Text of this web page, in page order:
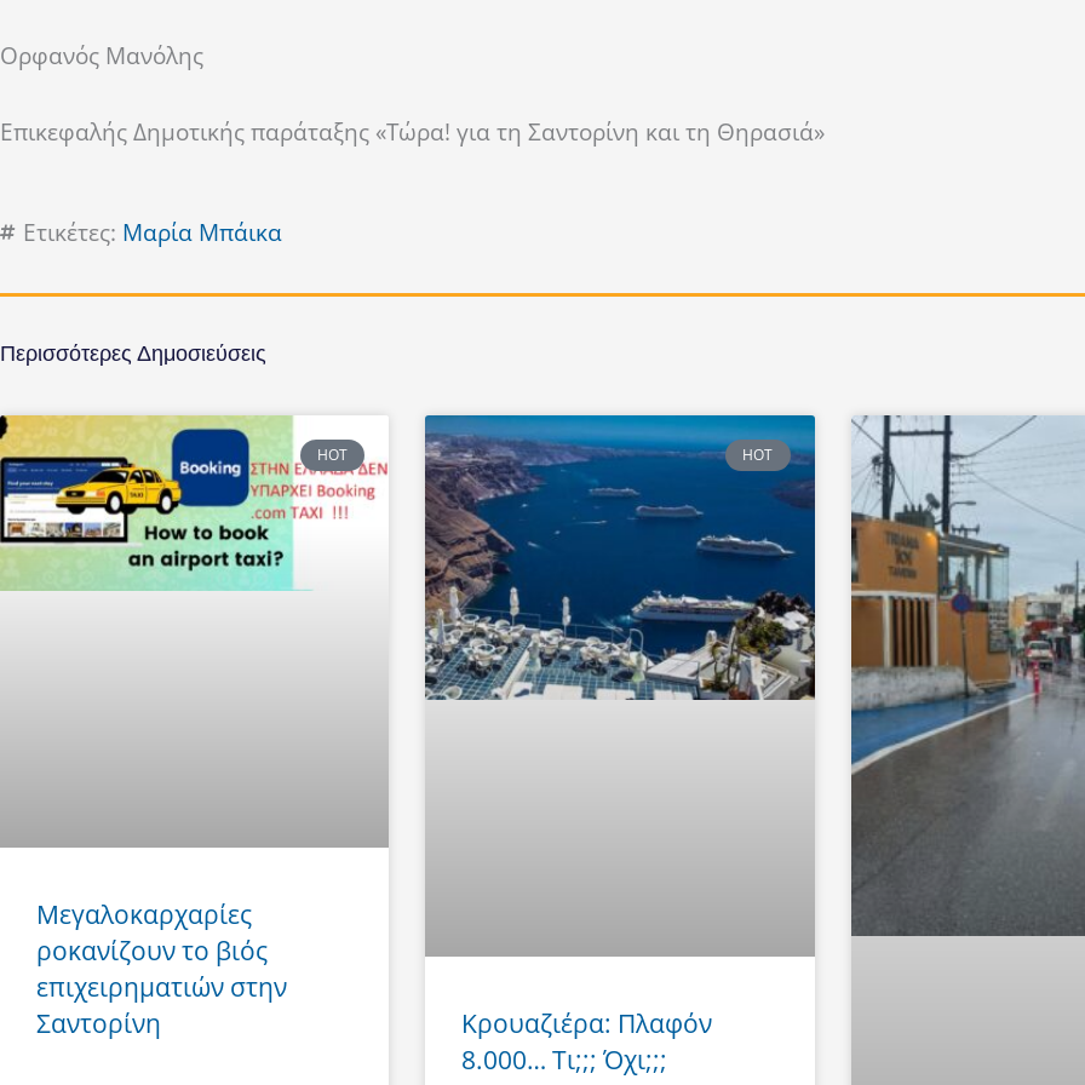
Ορφανός Μανόλης
Επικεφαλής Δημοτικής παράταξης «Τώρα! για τη Σαντορίνη και τη Θηρασιά»
Ετικέτες: Μαρία Mπάικα
Περισσότερες Δημοσιεύσεις
HOT
Μεγαλοκαρχαρίες
ροκανίζουν το βιός
επιχειρηματιών στην
Σαντορίνη
HOT
Κρουαζιέρα: Πλαφόν
8.000… Τι;;; Όχι;;;